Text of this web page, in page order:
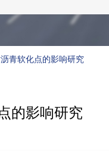
青软化点的影响研究
的影响研究